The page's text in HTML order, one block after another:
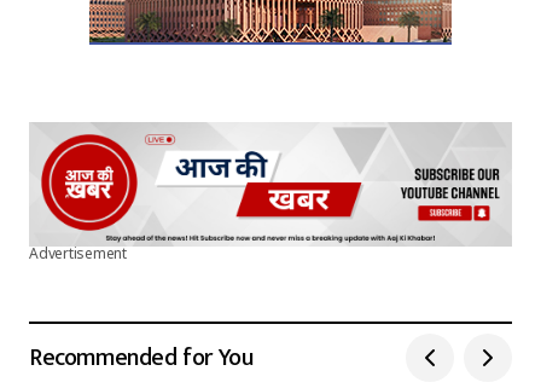
Advertisement
Recommended for You